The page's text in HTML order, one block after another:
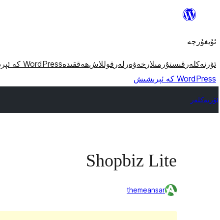
مەزمۇنغا
ئۇيغۇرچە
ئۆرنەكلەر قىستۇرمىلار خەۋەرلەر قوللاشھەققىدەWordPress كە ئېرىشىش
WordPress كە ئېرىشىش
ئۆرنەكلەر
Shopbiz Lite
themeansar